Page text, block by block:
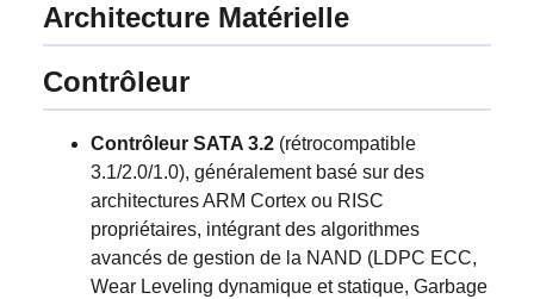
Architecture Matérielle
Contrôleur
Contrôleur SATA 3.2 (rétrocompatible
3.1/2.0/1.0), généralement basé sur des
architectures ARM Cortex ou RISC
propriétaires, intégrant des algorithmes
avancés de gestion de la NAND (LDPC ECC,
Wear Leveling dynamique et statique, Garbage